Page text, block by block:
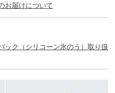
お届けについて
ック（シリコーン氷のう）取り扱